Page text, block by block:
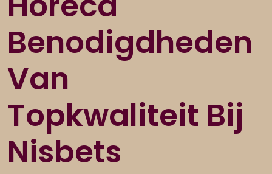
Benodigdheden
Van
Topkwaliteit Bij
Nisbets